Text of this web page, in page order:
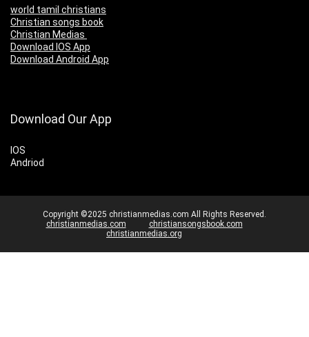
world tamil christians
Christian songs book
Christian Medias
Download IOS App
Download Android App
Download Our App
IOS
Andriod
Copyright ©2025 christianmedias.com All Rights Reserved.
christianmedias.com
christiansongsbook.com
christianmedias.org